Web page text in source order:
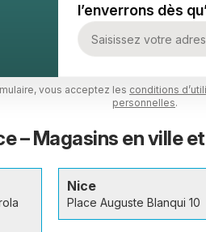
l’enverrons dès
vous acceptez les conditions
personnelles.
– Magasins en ville
Nice
Place Auguste Blanqui 10